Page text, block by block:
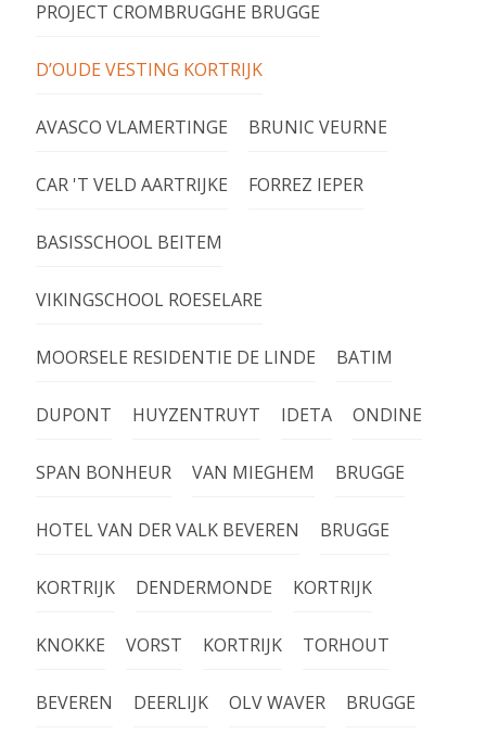
PROJECT CROMBRUGGHE BRUGGE
D’OUDE VESTING KORTRIJK
AVASCO VLAMERTINGE BRUNIC VEURNE
CAR 'T VELD AARTRIJKE FORREZ IEPER
BASISSCHOOL BEITEM
VIKINGSCHOOL ROESELARE
MOORSELE RESIDENTIE DE LINDE BATIM
DUPONT HUYZENTRUYT IDETA ONDINE
SPAN BONHEUR VAN MIEGHEM BRUGGE
HOTEL VAN DER VALK BEVEREN BRUGGE
KORTRIJK DENDERMONDE KORTRIJK
KNOKKE VORST KORTRIJK TORHOUT
BEVEREN DEERLIJK OLV WAVER BRUGGE